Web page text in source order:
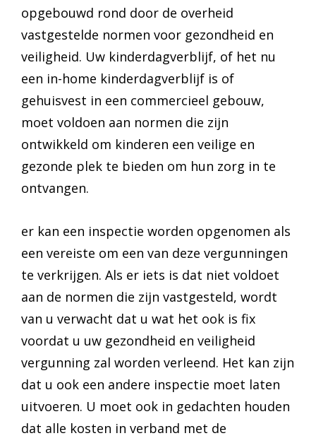
opgebouwd rond door de overheid
vastgestelde normen voor gezondheid en
veiligheid. Uw kinderdagverblijf, of het nu
een in-home kinderdagverblijf is of
gehuisvest in een commercieel gebouw,
moet voldoen aan normen die zijn
ontwikkeld om kinderen een veilige en
gezonde plek te bieden om hun zorg in te
ontvangen.
er kan een inspectie worden opgenomen als
een vereiste om een van deze vergunningen
te verkrijgen. Als er iets is dat niet voldoet
aan de normen die zijn vastgesteld, wordt
van u verwacht dat u wat het ook is fix
voordat u uw gezondheid en veiligheid
vergunning zal worden verleend. Het kan zijn
dat u ook een andere inspectie moet laten
uitvoeren. U moet ook in gedachten houden
dat alle kosten in verband met de